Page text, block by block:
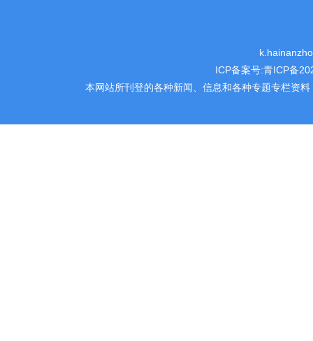
ICP备案号:青ICP备
本网站所刊登的各种新闻、信息和各种专题专栏资